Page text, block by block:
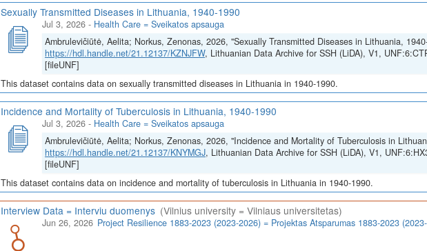
Sexually Transmitted Diseases in Lithuania, 1940-1990
Jul 3, 2026 - Health Care = Sveikatos apsauga
Ambrulevičiūtė, Aelita; Norkus, Zenonas, 2026, "Sexually Transmitted Diseases in Lithuania,
https://hdl.handle.net/21.12137/KZNJFW, Lithuanian Data Archive for SSH (LiDA), V1,
[fileUNF]
This dataset contains data on sexually transmitted diseases in Lithuania in 1940-1990.
Incidence and Mortality of Tuberculosis in Lithuania, 1940-1990
Jul 3, 2026 - Health Care = Sveikatos apsauga
Ambrulevičiūtė, Aelita; Norkus, Zenonas, 2026, "Incidence and Mortality of Tuberculosis in
https://hdl.handle.net/21.12137/KNYMGJ, Lithuanian Data Archive for SSH (LiDA), V1,
[fileUNF]
This dataset contains data on incidence and mortality of tuberculosis in Lithuania in 1940-1990.
Interview Data = Interviu duomenys (Vilnius university = Vilniaus universitetas)
Jun 26, 2026 Project Resilience 1883-2023 (2023-2026) = Projektas Atsparumas 1883-2023